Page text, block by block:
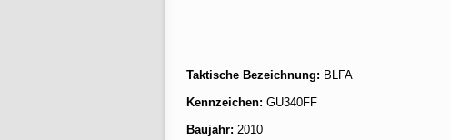
Taktische Bezeichnung: BLFA
Kennzeichen: GU340FF
Baujahr: 2010